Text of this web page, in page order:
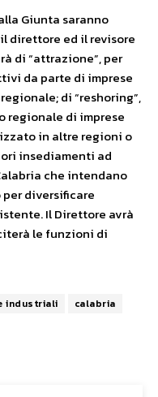
Giunta saranno
direttore ed il revisore
di “attrazione”, per
da parte di imprese
di “reshoring”,
regionale di imprese
in altre regioni o
insediamenti ad
che intendano
diversificare
Il Direttore avrà
le funzioni di
industriali
calabria